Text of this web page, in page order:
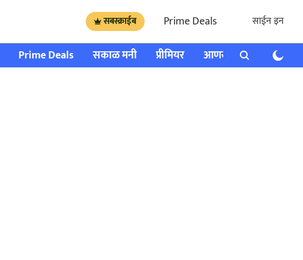
सबस्क्राईब Prime Deals साईन इन
Prime Deals सकाळ मनी प्रीमियर आणखी राशी भविष्य